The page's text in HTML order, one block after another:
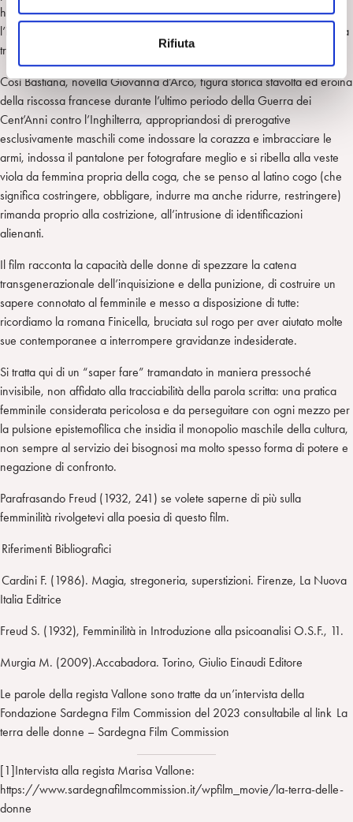
s
Rifiuta
hanno né scrittoio, né biblioteca, ma le loro conoscenze, come
l’insegnamento a Roma di Giovanna dimostra, era diffuso mediante una
tradizione verbale” che certo metteva in scacco la societas christiana.
Così Bastiana, novella Giovanna d’Arco, figura storica stavolta ed eroina
della riscossa francese durante l’ultimo periodo della Guerra dei
Cent’Anni contro l’Inghilterra, appropriandosi di prerogative
esclusivamente maschili come indossare la corazza e imbracciare le
armi, indossa il pantalone per fotografare meglio e si ribella alla veste
viola da femmina propria della coga, che se penso al latino cogo (che
significa costringere, obbligare, indurre ma anche ridurre, restringere)
rimanda proprio alla costrizione, all’intrusione di identificazioni
alienanti.
Il film racconta la capacità delle donne di spezzare la catena
transgenerazionale dell’inquisizione e della punizione, di costruire un
sapere connotato al femminile e messo a disposizione di tutte:
ricordiamo la romana Finicella, bruciata sul rogo per aver aiutato molte
sue contemporanee a interrompere gravidanze indesiderate.
Si tratta qui di un “saper fare” tramandato in maniera pressoché
invisibile, non affidato alla tracciabilità della parola scritta: una pratica
femminile considerata pericolosa e da perseguitare con ogni mezzo per
la pulsione epistemofilica che insidia il monopolio maschile della cultura,
non sempre al servizio dei bisognosi ma molto spesso forma di potere e
negazione di confronto.
Parafrasando Freud (1932, 241) se volete saperne di più sulla
femminilità rivolgetevi alla poesia di questo film.
Riferimenti Bibliografici
Cardini F. (1986). Magia, stregoneria, superstizioni. Firenze, La Nuova
Italia Editrice
Freud S. (1932), Femminilità in Introduzione alla psicoanalisi O.S.F., 11.
Murgia M. (2009).Accabadora. Torino, Giulio Einaudi Editore
Le parole della regista Vallone sono tratte da un’intervista della
Fondazione Sardegna Film Commission del 2023 consultabile al link La
terra delle donne – Sardegna Film Commission
[1]Intervista alla regista Marisa Vallone:
https://www.sardegnafilmcommission.it/wpfilm_movie/la-terra-delle-
donne